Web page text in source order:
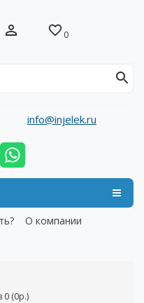
0
info@injelek.ru
О компании
0 (0р.)